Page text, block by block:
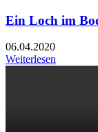
Ein Loch im
06.04.2020
Weiterlesen